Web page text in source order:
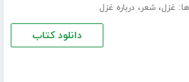
غزل،شعر،درباره غزل
دانلود کتاب